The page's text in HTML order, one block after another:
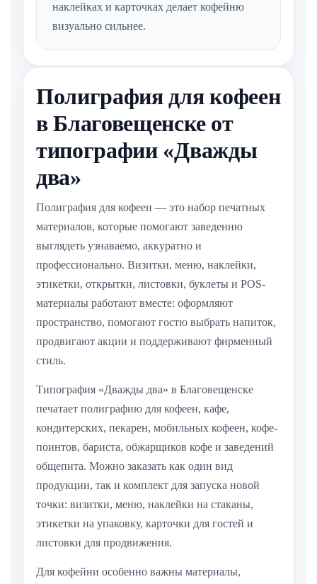
наклейках и карточках делает кофейню
визуально сильнее.
Полиграфия для кофеен
в Благовещенске от
типографии «Дважды
два»
Полиграфия для кофеен — это набор печатных
материалов, которые помогают заведению
выглядеть узнаваемо, аккуратно и
профессионально. Визитки, меню, наклейки,
этикетки, открытки, листовки, буклеты и POS-
материалы работают вместе: оформляют
пространство, помогают гостю выбрать напиток,
продвигают акции и поддерживают фирменный
стиль.
Типография «Дважды два» в Благовещенске
печатает полиграфию для кофеен, кафе,
кондитерских, пекарен, мобильных кофеен, кофе-
поинтов, бариста, обжарщиков кофе и заведений
общепита. Можно заказать как один вид
продукции, так и комплект для запуска новой
точки: визитки, меню, наклейки на стаканы,
этикетки на упаковку, карточки для гостей и
листовки для продвижения.
Для кофейни особенно важны материалы,